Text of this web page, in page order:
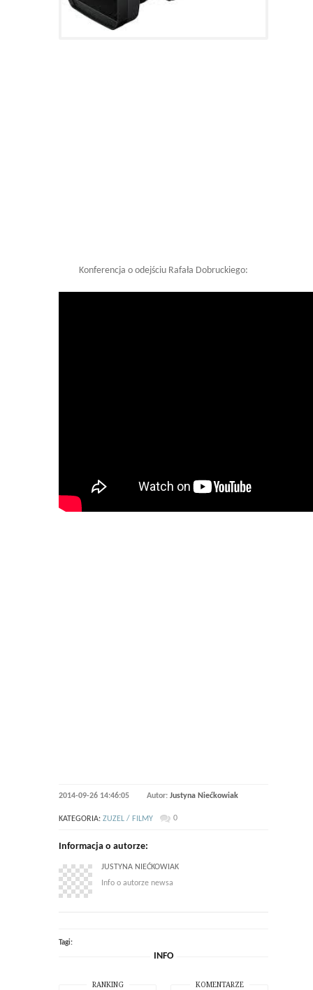
Konferencja o odejściu Rafała Dobruckiego:
2014-09-26 14:46:05 Autor: Justyna Niećkowiak
KATEGORIA: ZUZEL / FILMY 0
Informacja o autorze:
JUSTYNA NIEĆKOWIAK
Info o autorze newsa
Tagi:
INFO
RANKING KOMENTARZE